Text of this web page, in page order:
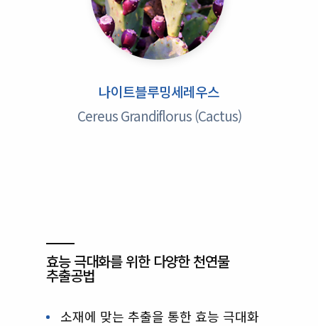
나이트블루밍세레우스
Cereus Grandiflorus (Cactus)
효능 극대화를 위한 다양한 천연물
추출공법
소재에 맞는 추출을 통한 효능 극대화